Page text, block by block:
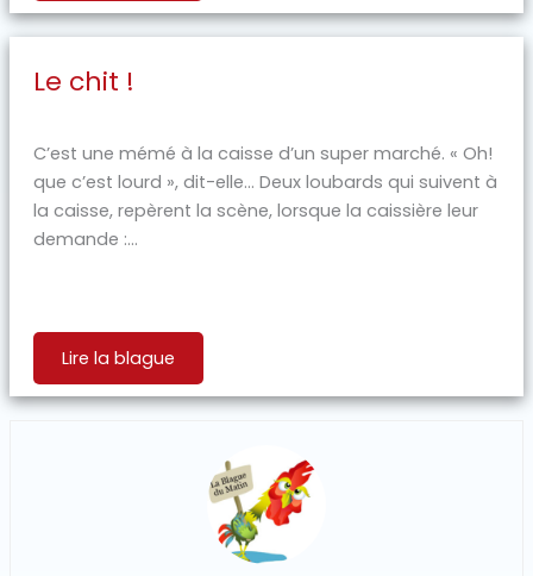
Le chit !
C’est une mémé à la caisse d’un super marché. « Oh!
que c’est lourd », dit-elle… Deux loubards qui suivent à
la caisse, repèrent la scène, lorsque la caissière leur
demande :...
Lire la blague